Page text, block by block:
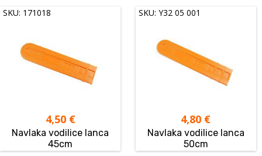
SKU: 171018
4,50 €
Navlaka vodilice lanca
45cm
SKU: Y32 05 001
4,80 €
Navlaka vodilice lanca
50cm